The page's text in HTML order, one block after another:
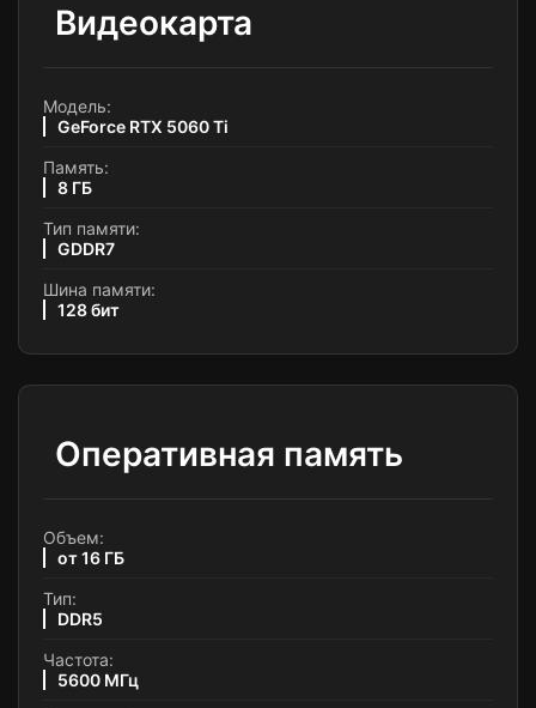
Видеокарта
Модель:
GeForce RTX 5060 Ti
Память:
8 ГБ
Тип памяти:
GDDR7
Шина памяти:
128 бит
Оперативная память
Объем:
от 16 ГБ
Тип:
DDR5
Частота:
5600 МГц